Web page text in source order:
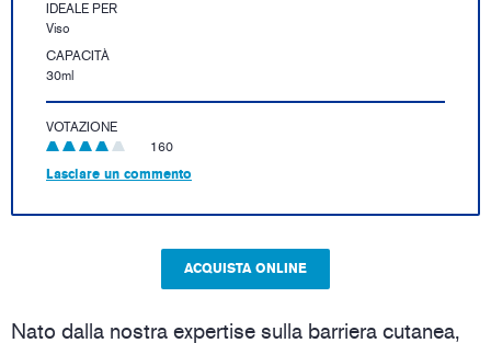
IDEALE PER
Viso
CAPACITÀ
30ml
VOTAZIONE
160
Lasciare un commento
ACQUISTA ONLINE
Nato dalla nostra expertise sulla barriera cutanea,